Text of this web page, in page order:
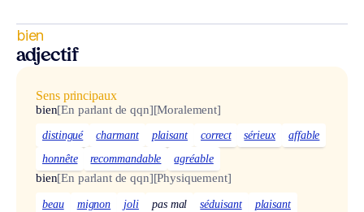
bien
adjectif
Sens principaux
bien[En parlant de qqn][Moralement]
distingué charmant plaisant correct sérieux
affable
honnête
recommandable agréable
bien[En parlant de qqn][Physiquement]
beau mignon joli pas mal séduisant plaisant